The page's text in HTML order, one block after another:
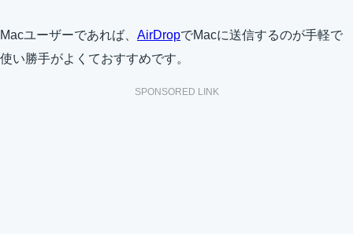
Macユーザーであれば、 AirDropでMacに送信するのが手軽で
使い勝手がよくておすすめです。
SPONSORED LINK